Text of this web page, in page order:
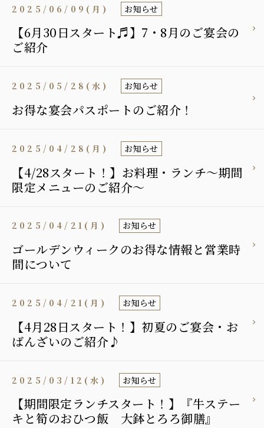
【6月30日スタート♬】7・8月のご宴会の
ご紹介
2025/06/09(月) お知らせ
お得な宴会パスポートのご紹介！
2025/05/28(水) お知らせ
【4/28スタート！】お料理・ランチ～期間
限定メニューのご紹介～
2025/04/28(月) お知らせ
ゴールデンウィークのお得な情報と営業時
間について
2025/04/21(月) お知らせ
【4月28日スタート！】初夏のご宴会・お
ばんざいのご紹介♪
2025/04/21(月) お知らせ
【期間限定ランチスタート！】『牛ステー
キと筍のおひつ飯 大鉢とろろ御膳』
2025/03/12(水) お知らせ